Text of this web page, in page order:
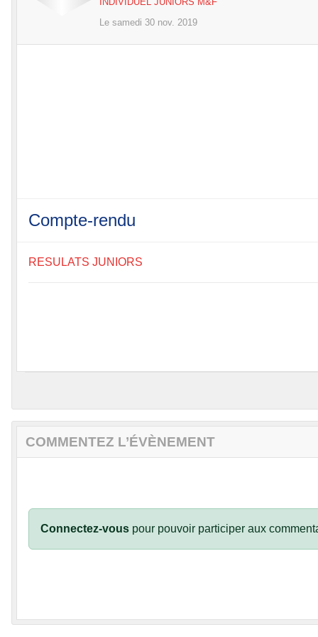
Le samedi 30 nov. 2019
Compte-rendu
RESULATS JUNIORS
COMMENTEZ L’ÉVÈNEMENT
Connectez-vous pour pouvoir participer aux